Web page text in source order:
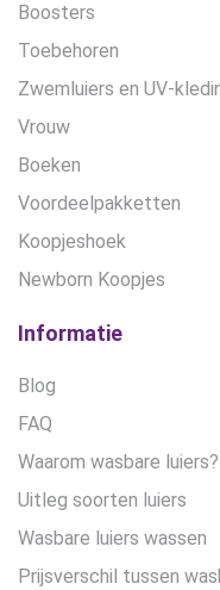
Boosters
Toebehoren
Zwemluiers en UV-
Vrouw
Boeken
Voordeelpakketten
Koopjeshoek
Newborn Koopjes
Informatie
Blog
FAQ
Waarom wasbare luiers?
Uitleg soorten luiers
Wasbare luiers wassen
Prijsverschil tussen